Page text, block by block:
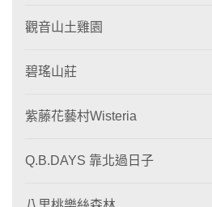
觀音山土雞園
碧瑤山莊
紫藤花藝村Wisteria
Q.B.DAYS 靠北過日子